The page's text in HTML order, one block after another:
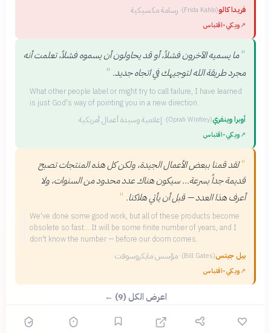
فريدا كالو
(Frida Kahlo)
· رسامة مكسيكية
↗ويكي‑اقتباس
" ما يسميه الآخرون فشلاً، أو قد يحاولون أن يسموه فشلاً، تعلمت أنه
مجرد طريقة الله لتوجيهك في اتجاه جديد. "
What other people label or might try to call failure, I have learned
is just God's way of pointing you in a new direction.
أوبرا وينفري
(Oprah Winfrey)
· إعلامية وسيدة أعمال أمريكية
↗ويكي‑اقتباس
" لقد قمنا ببعض الأعمال الجيدة، ولكن كل هذه المنتجات تصبح
قديمة جداً بسرعة... سيكون هناك عدد محدود من السنوات، ولا
أعرف هذا العدد — قبل أن يأتي هلاكنا. "
We've done some good work, but all of these products become
obsolete so fast... It will be some finite number of years, and I
don't know the number — before our doom comes.
بيل جيتس
(Bill Gates)
· مؤسس مايكروسوفت
↗ويكي‑اقتباس
اعرض الكل (9) ←